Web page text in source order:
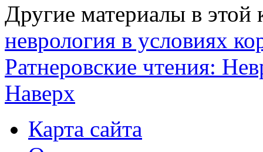
Другие материалы в этой
неврология в условиях
Ратнеровские чтения:
Наверх
Карта сайта